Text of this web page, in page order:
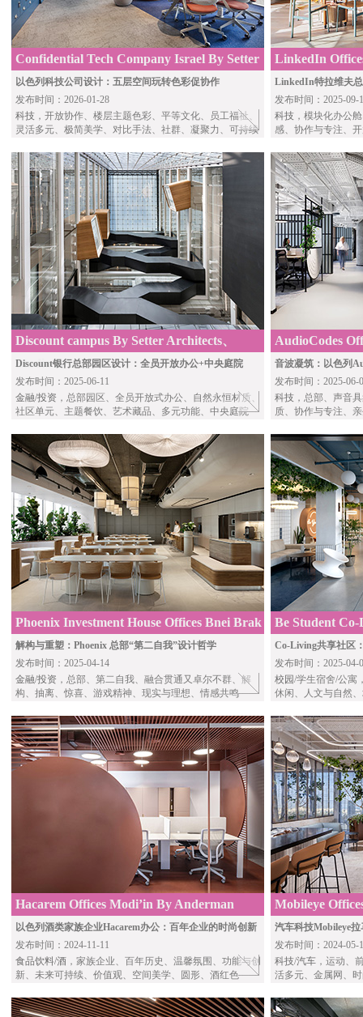
Confidential Tech Company Israel By Setter
以色列科技公司设计：五层空间玩转色彩促协作
发布时间：2026-01-28
科技 ，开放协作、楼层主题色彩、平等文化、员工福祉、
灵活多元、极简美学、对比手法、社群、凝聚力、可持续
LinkedIn
LinkedIn特拉维夫
发布时间：2025-09-
科技 ，模块化办公
感、协作与专注、
Discount campus By Setter Architects、
Studio BA
Discount银行总部园区设计：全员开放办公+中央庭院
发布时间：2025-06-11
金融/投资 ，总部园区、全员开放式办公、自然永恒材质、
社区单元、主题餐饮、艺术藏品、多元功能、中央庭院
AudioCodes
Studio
音波凝筑：以色列
发布时间：2025-06-
科技 ，总部、声音
质、协作与专注、
Phoenix Investment House Offices Bnei Brak
解构与重塑：Phoenix 总部“第二自我”设计哲学
发布时间：2025-04-14
金融/投资 ，总部、第二自我、融合贯通又卓尔不群、解
构、抽离、惊喜、游戏精神、现实与理想、情感共鸣
Be Student
STUDIO
Co-Living共享社区
发布时间：2025-04-
校园/学生宿舍/公寓
休闲、人文与自然
Hacarem Offices Modi’in By Anderman
Architects
以色列酒类家族企业Hacarem办公：百年企业的时尚创新
发布时间：2024-11-11
食品饮料/酒 ，家族企业、百年历史、温馨氛围、功能与创
新、未来可持续、价值观、空间美学、圆形、酒红色
Mobileye
Studio
汽车科技Mobileye
发布时间：2024-05-
科技/汽车 ，运动、
活多元、金属网、